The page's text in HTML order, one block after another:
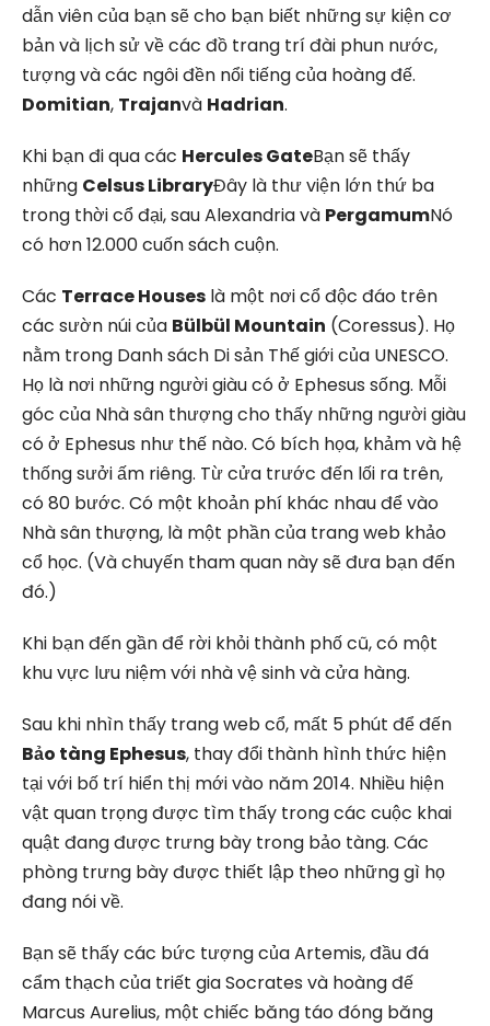
dẫn viên của bạn sẽ cho bạn biết những sự kiện cơ
bản và lịch sử về các đồ trang trí đài phun nước,
tượng và các ngôi đền nổi tiếng của hoàng đế.
Domitian, Trajanvà Hadrian.
Khi bạn đi qua các Hercules GateBạn sẽ thấy
những Celsus LibraryĐây là thư viện lớn thứ ba
trong thời cổ đại, sau Alexandria và PergamumNó
có hơn 12.000 cuốn sách cuộn.
Các Terrace Houses là một nơi cổ độc đáo trên
các sườn núi của Bülbül Mountain (Coressus). Họ
nằm trong Danh sách Di sản Thế giới của UNESCO.
Họ là nơi những người giàu có ở Ephesus sống. Mỗi
góc của Nhà sân thượng cho thấy những người giàu
có ở Ephesus như thế nào. Có bích họa, khảm và hệ
thống sưởi ấm riêng. Từ cửa trước đến lối ra trên,
có 80 bước. Có một khoản phí khác nhau để vào
Nhà sân thượng, là một phần của trang web khảo
cổ học. (Và chuyến tham quan này sẽ đưa bạn đến
đó.)
Khi bạn đến gần để rời khỏi thành phố cũ, có một
khu vực lưu niệm với nhà vệ sinh và cửa hàng.
Sau khi nhìn thấy trang web cổ, mất 5 phút để đến
Bảo tàng Ephesus, thay đổi thành hình thức hiện
tại với bố trí hiển thị mới vào năm 2014. Nhiều hiện
vật quan trọng được tìm thấy trong các cuộc khai
quật đang được trưng bày trong bảo tàng. Các
phòng trưng bày được thiết lập theo những gì họ
đang nói về.
Bạn sẽ thấy các bức tượng của Artemis, đầu đá
cẩm thạch của triết gia Socrates và hoàng đế
Marcus Aurelius, một chiếc băng táo đóng băng